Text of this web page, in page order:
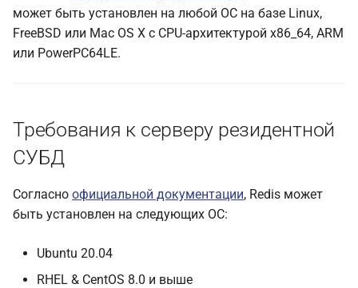
может быть установлен на любой ОС на базе Linux,
FreeBSD или Mac OS X с CPU-архитектурой x86_64, ARM
или PowerPC64LE.
Требования к серверу резидентной
СУБД
Согласно официальной документации, Redis может
быть установлен на следующих ОС:
Ubuntu 20.04
RHEL & CentOS 8.0 и выше